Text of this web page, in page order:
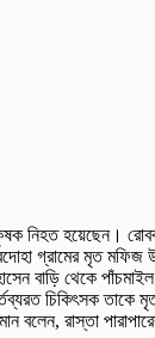
নিহত হয়েছেন।
গ্রামের মৃত মফিজ
বাড়ি থেকে
চিকিৎসক
বলেন, রাস্তা